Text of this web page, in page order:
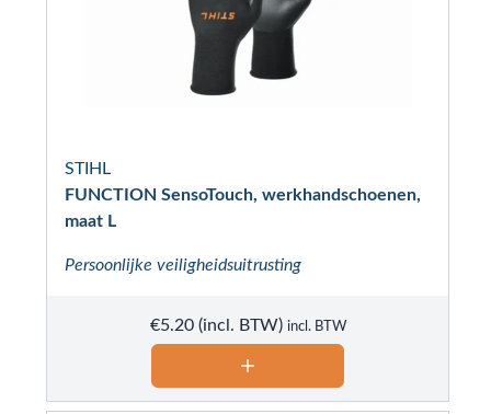
STIHL
FUNCTION SensoTouch, werkhandschoenen,
maat L
Persoonlijke veiligheidsuitrusting
€5.20 incl. BTW